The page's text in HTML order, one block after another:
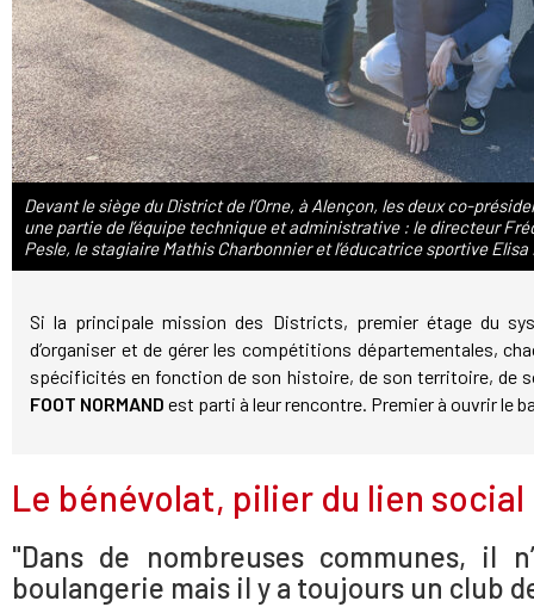
Devant le siège du District de l’Orne, à Alençon, les deux co-
une partie de l’équipe technique et administrative : le directeur
Pesle, le stagiaire Mathis Charbonnier et l’éducatrice sportive Elisa
Si la principale mission des Districts, premier étage du
d’organiser et de gérer les compétitions départementales,
spécificités en fonction de son histoire, de son territoire, de
FOOT NORMAND est parti à leur rencontre. Premier à ouvrir le
Le bénévolat, pilier du lien social
"Dans de nombreuses communes, il
boulangerie mais il y a toujours un club